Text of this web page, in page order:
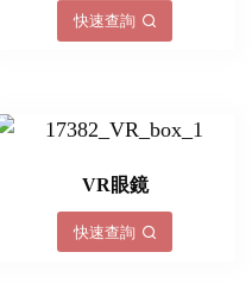
快速查詢
VR眼鏡
快速查詢